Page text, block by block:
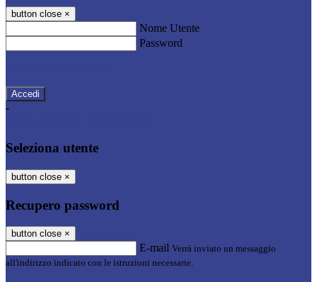
button close ×
Nome Utente
Password
-
Seleziona utente
button close ×
Recupero password
button close ×
E-mail Verrà inviato un messaggio
all'indirizzo indicato con le istruzioni necessarie.